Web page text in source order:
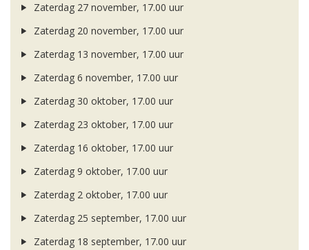
Zaterdag 27 november, 17.00 uur
Zaterdag 20 november, 17.00 uur
Zaterdag 13 november, 17.00 uur
Zaterdag 6 november, 17.00 uur
Zaterdag 30 oktober, 17.00 uur
Zaterdag 23 oktober, 17.00 uur
Zaterdag 16 oktober, 17.00 uur
Zaterdag 9 oktober, 17.00 uur
Zaterdag 2 oktober, 17.00 uur
Zaterdag 25 september, 17.00 uur
Zaterdag 18 september, 17.00 uur